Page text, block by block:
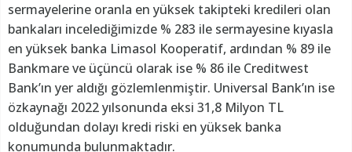
sermayelerine oranla en yüksek takipteki kredileri olan
bankaları incelediğimizde % 283 ile sermayesine kıyasla
en yüksek banka Limasol Kooperatif, ardından % 89 ile
Bankmare ve üçüncü olarak ise % 86 ile Creditwest
Bank’ın yer aldığı gözlemlenmiştir. Universal Bank’ın ise
özkaynağı 2022 yılsonunda eksi 31,8 Milyon TL
olduğundan dolayı kredi riski en yüksek banka
konumunda bulunmaktadır.